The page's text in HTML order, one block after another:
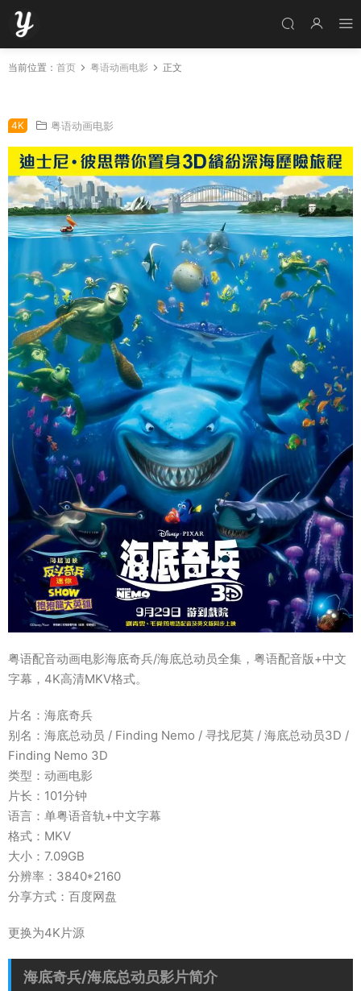
当前位置： 首页 粤语动画电影 正文
4K 粤语动画电影
粤语配音动画电影海底奇兵/海底总动员全集，粤语配音版+中文
字幕，4K高清MKV格式。
片名：海底奇兵
别名：海底总动员 / Finding Nemo / 寻找尼莫 / 海底总动员3D /
Finding Nemo 3D
类型：动画电影
片长：101分钟
语言：单粤语音轨+中文字幕
格式：MKV
大小：7.09GB
分辨率：3840*2160
分享方式：百度网盘
更换为4K片源
海底奇兵/海底总动员影片简介